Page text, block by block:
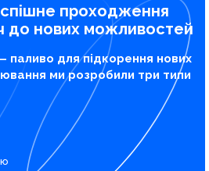
проходження
до нових можливостей
паливо для підкорення нових
ми розробили три типи